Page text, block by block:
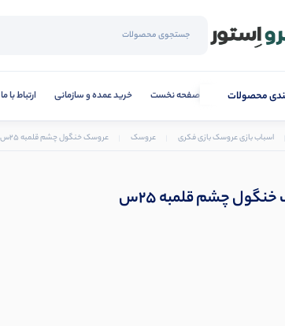
محصولات صفحه نخست خرید عمده و سازمانی ارتباط با ما
اسباب بازی عروسک بازی فکری عروسک عروسک خنگول چشم قلمبه 25س
چشم قلمبه 25س